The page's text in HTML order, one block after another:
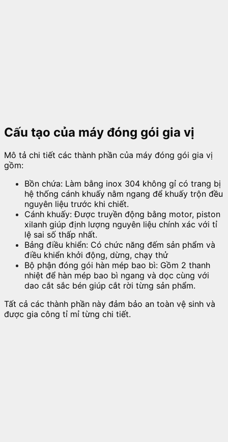
Cấu tạo của máy đóng gói gia vị
Mô tả chi tiết các thành phần của máy đóng gói gia vị
gồm:
Bồn chứa: Làm bằng inox 304 không gỉ có trang bị
hệ thống cánh khuấy nằm ngang để khuấy trộn đều
nguyên liệu trước khi chiết.
Cánh khuấy: Được truyền động bằng motor, piston
xilanh giúp định lượng nguyên liệu chính xác với tỉ
lệ sai số thấp nhất.
Bảng điều khiển: Có chức năng đếm sản phẩm và
điều khiển khởi động, dừng, chạy thử
Bộ phận đóng gói hàn mép bao bì: Gồm 2 thanh
nhiệt để hàn mép bao bì ngang và dọc cùng với
dao cắt sắc bén giúp cắt rời từng sản phẩm.
Tất cả các thành phần này đảm bảo an toàn vệ sinh và
được gia công tỉ mỉ từng chi tiết.